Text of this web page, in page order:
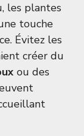
les plantes
touche
Évitez les
créer du
ou des